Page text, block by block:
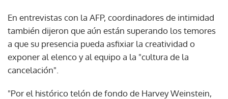
En entrevistas con la AFP, coordinadores de intimidad
también dijeron que aún están superando los temores
a que su presencia pueda asfixiar la creatividad o
exponer al elenco y al equipo a la "cultura de la
cancelación".
"Por el histórico telón de fondo de Harvey Weinstein,